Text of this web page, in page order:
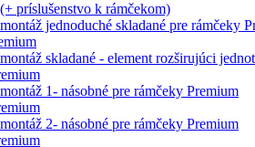
príslušenstvo k rámčekom)
jednoduché skladané pre rámčeky
skladané - element rozširujúci
1- násobné pre rámčeky Premium
2- násobné pre rámčeky Premium